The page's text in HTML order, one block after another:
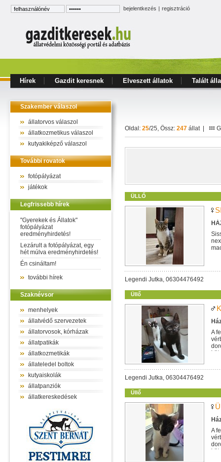
bejelentkezés | regisztráció
Hírek Gazdit keresnek Elveszett állatok Talált
Szakember válaszol
állatorvos válaszol
állatkozmetikus válaszol
kutyakiképző válaszol
További rovatok
fotópályázat
játékok
Legfrissebb hírek
"Gyerekek és Állatok"
fotópályázat
eredményhirdetés!
Lezárult a fotópályázat, egy
hét múlva eredményhirdetés!
Én csináltam!
további hírek
Szaknévsor
menhelyek
állatvédő szervezetek
állatorvosok, kórházak
állatpatikák
állatkozmetikák
állateledel boltok
kutyaiskolák
állatpanziók
állatkereskedések
Oldal: 25/25, Össz: 247 állat |
ÜLLŐ
Legendi Jutka, 06304476492
Üllő
A
Legendi Jutka, 06304476492
Üllő
A